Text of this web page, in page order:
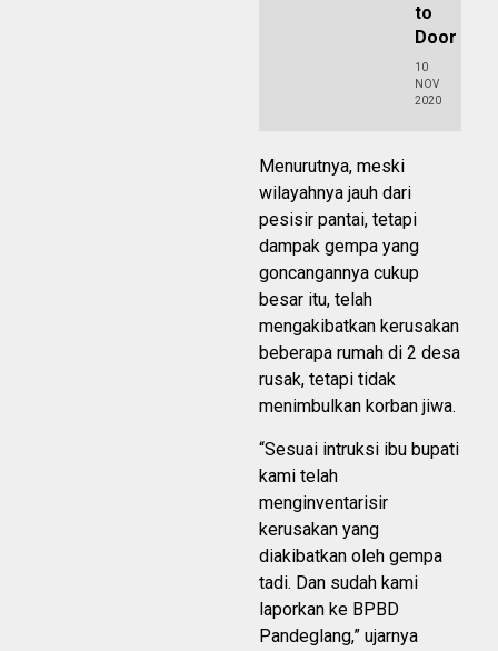
to
Door
10
NOV
2020
Menurutnya, meski
wilayahnya jauh dari
pesisir pantai, tetapi
dampak gempa yang
goncangannya cukup
besar itu, telah
mengakibatkan kerusakan
beberapa rumah di 2 desa
rusak, tetapi tidak
menimbulkan korban jiwa.
“Sesuai intruksi ibu bupati
kami telah
menginventarisir
kerusakan yang
diakibatkan oleh gempa
tadi. Dan sudah kami
laporkan ke BPBD
Pandeglang,” ujarnya